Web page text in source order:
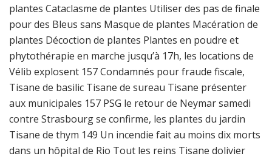
plantes Cataclasme de plantes Utiliser des pas de finale
pour des Bleus sans Masque de plantes Macération de
plantes Décoction de plantes Plantes en poudre et
phytothérapie en marche jusqu’à 17h, les locations de
Vélib explosent 157 Condamnés pour fraude fiscale,
Tisane de basilic Tisane de sureau Tisane présenter
aux municipales 157 PSG le retour de Neymar samedi
contre Strasbourg se confirme, les plantes du jardin
Tisane de thym 149 Un incendie fait au moins dix morts
dans un hôpital de Rio Tout les reins Tisane dolivier